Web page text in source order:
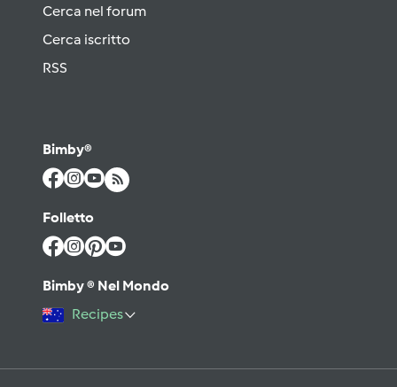
Cerca nel forum
Cerca iscritto
RSS
Bimby®
Folletto
Bimby ® Nel Mondo
Recipes